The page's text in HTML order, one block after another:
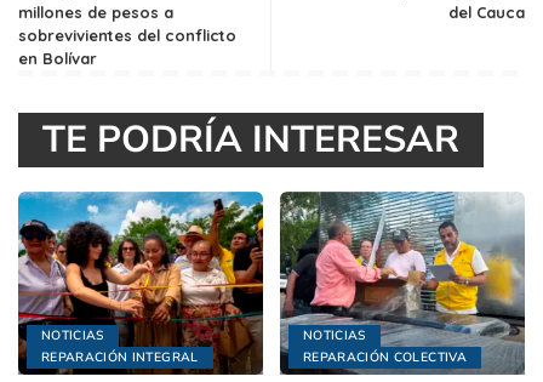
millones de pesos a
sobrevivientes del conflicto
en Bolívar
del Cauca
TE PODRÍA INTERESAR
NOTICIAS
REPARACIÓN INTEGRAL
NOTICIAS
REPARACIÓN COLECTIVA